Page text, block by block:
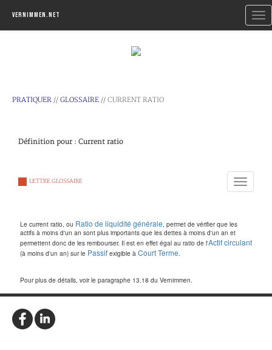
Vernimmen.net
PRATIQUER // GLOSSAIRE // CURRENT RATIO
Définition pour : Current ratio
Toggle
navigation
LETTRE GLOSSAIRE
Le current ratio, ou Ratio de liquidité générale , permet de vérifier que les
actifs à moins d'un an sont plus importants que les dettes à moins d'un an et
permettent donc de les rembourser. Il est en effet égal au ratio de l'Actif circulant
(à moins d'un an) sur le Passif exigible à CourtTerme
Pour plus de détails, voir le paragraphe 13.18 du Vernimmen.